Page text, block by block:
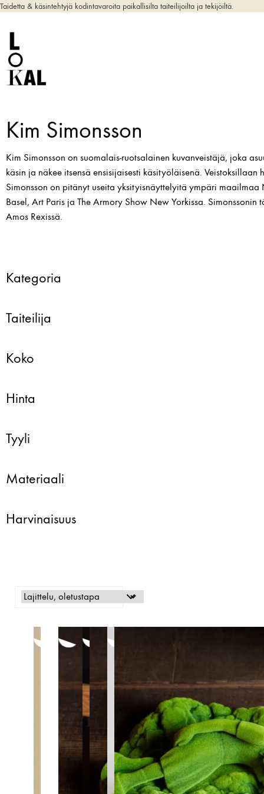
Taidetta & käsintehtyjä kodintavaroita paikallisilta taiteilijoilta ja tekijöiltä.
Kim Simonsson
Kim Simonsson on suomalais-ruotsalainen kuvanveistäjä, joka
käsin ja näkee itsensä ensisijaisesti käsityöläisenä.
Simonsson on pitänyt useita yksityisnäyttelyitä ympäri
Basel, Art Paris ja The Armory Show New Yorkissa.
Amos Rexissä.
Kategoria
Taiteilija
Koko
Hinta
Tyyli
Materiaali
Harvinaisuus